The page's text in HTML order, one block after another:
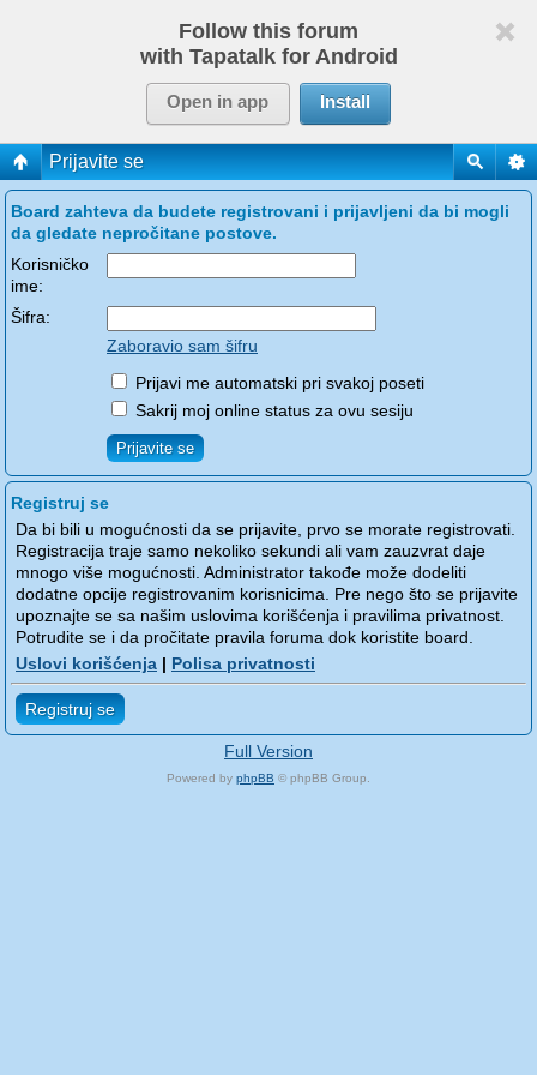
Follow this forum
with Tapatalk for Android
Open in app Install
Prijavite se
Board zahteva da budete registrovani i prijavljeni da bi mogli
da gledate nepročitane postove.
Korisničko
ime:
Šifra:
Zaboravio sam šifru
Prijavi me automatski pri svakoj poseti
Sakrij moj online status za ovu sesiju
Registruj se
Da bi bili u mogućnosti da se prijavite, prvo se morate registrovati.
Registracija traje samo nekoliko sekundi ali vam zauzvrat daje
mnogo više mogućnosti. Administrator takođe može dodeliti
dodatne opcije registrovanim korisnicima. Pre nego što se prijavite
upoznajte se sa našim uslovima korišćenja i pravilima privatnost.
Potrudite se i da pročitate pravila foruma dok koristite board.
Uslovi korišćenja | Polisa privatnosti
Registruj se
Full Version
Powered by phpBB © phpBB Group.